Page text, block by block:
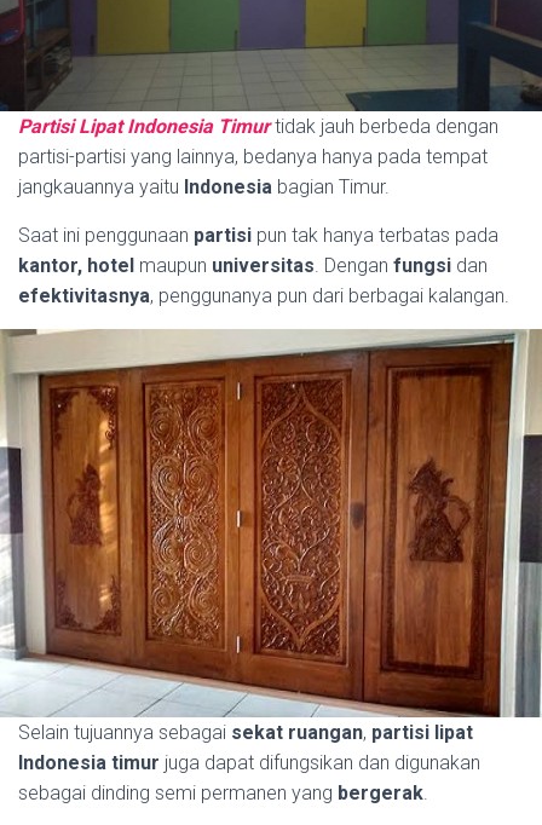
Partisi Lipat Indonesia Timurtidak jauh berbeda dengan
partisi-partisi yang lainnya, bedanya hanya pada tempat
jangkauannya yaitu Indonesia bagian Timur.
Saat ini penggunaan partisi pun tak hanya terbatas pada
kantor, hotel maupun universitas. Dengan fungsi dan
efektivitasnya, penggunanya pun dari berbagai kalangan.
Selain tujuannya sebagai sekat ruangan, partisi lipat
Indonesia timur juga dapat difungsikan dan digunakan
sebagai dinding semi permanen yang bergerak.